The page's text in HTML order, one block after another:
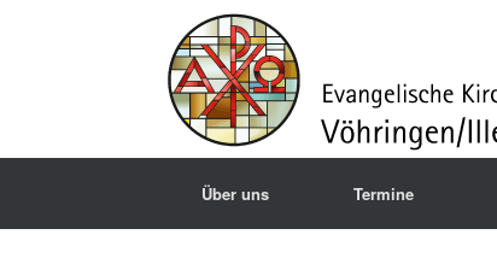
Über uns Termine